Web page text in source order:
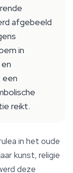
afgebeeld
in
reikt.
in het oude
kunst, religie
deze